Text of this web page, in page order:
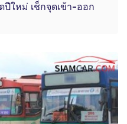
ปีใหม่ เช็กจุดเข้า-ออก